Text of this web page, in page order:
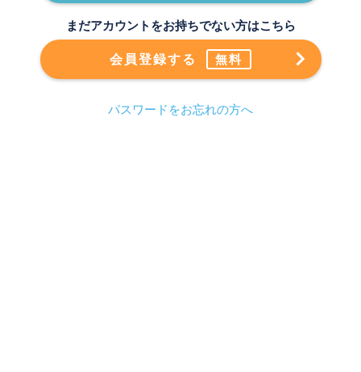
まだアカウントをお持ちでない方はこちら
会員登録する 無料
パスワードをお忘れの方へ